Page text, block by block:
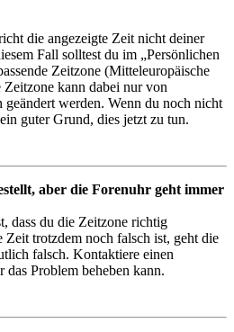
die angezeigte Zeit nicht deiner
Fall solltest du im „Persönlichen
Zeitzone (Mitteleuropäische
kann dabei nur von
geändert werden. Wenn du noch nicht
guter Grund, dies jetzt zu tun.
aber die Forenuhr geht immer
dass du die Zeitzone richtig
Zeit trotzdem noch falsch ist, geht die
falsch. Kontaktiere einen
das Problem beheben kann.